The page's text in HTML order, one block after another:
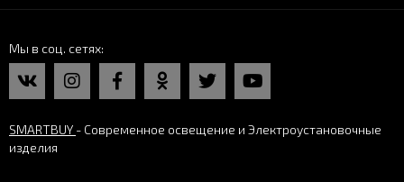
Мы в соц. сетях
SMARTBUY - Современное освещение и Электроустановочные
изделия